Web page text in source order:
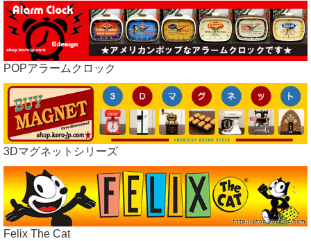
POPアラームクロック
3Dマグネットシリーズ
Felix The Cat